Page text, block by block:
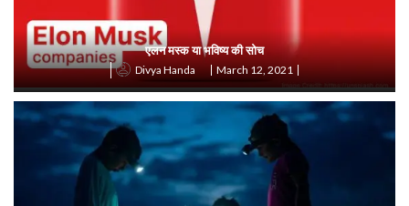
एलन मस्क या भविष्य की सोच
Divya Handa March 12, 2021